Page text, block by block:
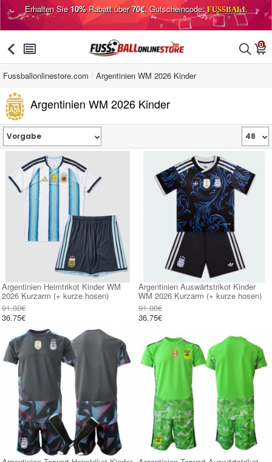
Erhalten Sie10%Rabatt über70€, Gutscheincode:FUSSBALL
󰅯 󰂩 󰂨 0
󰃦
Fussballonlinestore.com Argentinien WM 2026 Kinder
Argentinien WM 2026 Kinder
Argentinien Heimtrikot Kinder WM
2026 Kurzarm (+ kurze hosen)
91.88€
36.75€
Argentinien Auswärtstrikot Kinder
WM 2026 Kurzarm (+ kurze hosen)
91.88€
36.75€